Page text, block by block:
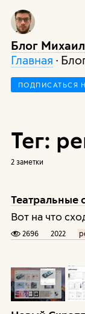
Блог
Главная ·
ПОДПИСАТЬСЯ
Тег:
2 заметки
Театральные
Вот на что
2696 2022